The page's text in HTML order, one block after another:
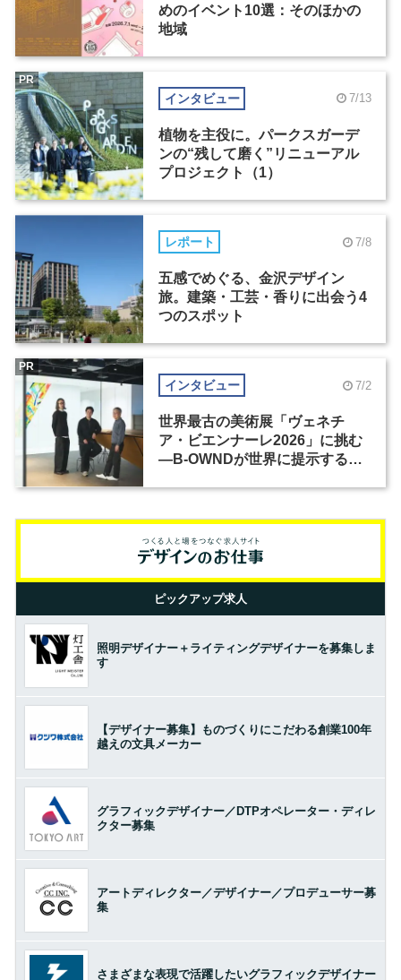
めのイベント10選：そのほかの
地域
インタビュー 7/13
植物を主役に。パークスガーデ
ンの“残して磨く”リニューアル
プロジェクト（1）
PR
レポート 7/8
五感でめぐる、金沢デザイン
旅。建築・工芸・香りに出会う4
つのスポット
インタビュー 7/2
世界最古の美術展「ヴェネチ
ア・ビエンナーレ2026」に挑む
―B-OWNDが世界に提示する美
PR
ピックアップ求人
照明デザイナー＋ライティングデザイナーを募集しま
す
【デザイナー募集】ものづくりにこだわる創業100年
越えの文具メーカー
グラフィックデザイナー／DTPオペレーター・ディレ
クター募集
アートディレクター／デザイナー／プロデューサー募
集
さまざまな表現で活躍したいグラフィックデザイナー